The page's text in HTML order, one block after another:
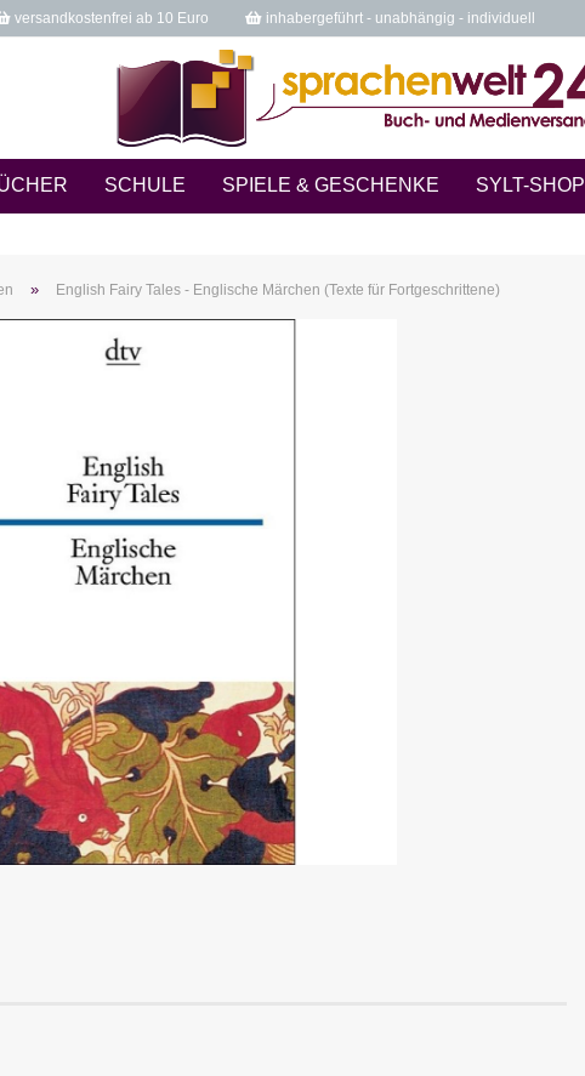
versandkostenfrei ab 10 Euro inhabergeführt - unabhängig - individuell
SCHULE SPIELE & GESCHENKE SYLT-SHOP
» English Fairy Tales - Englische Märchen (Texte für Fortgeschrittene)